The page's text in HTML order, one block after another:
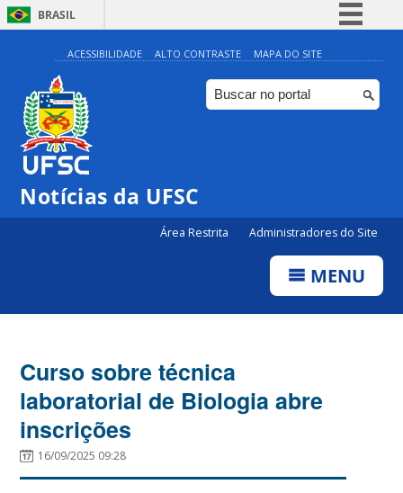
BRASIL
Simplifique!
Comunica BR
Participe
ACESSIBILIDADE ALTO CONTRASTE MAPA DO SITE
Notícias da UFSC
Área Restrita Administradores do Site
MENU
Curso sobre técnica
laboratorial de Biologia abre
inscrições
16/09/2025 09:28